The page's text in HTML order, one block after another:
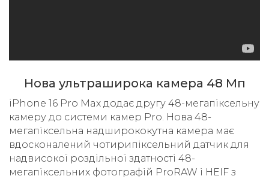
Нова ультраширока камера 48 Мп
iPhone 16 Pro Max додає другу 48-мегапіксельну
камеру до системи камер Pro. Нова 48-
мегапіксельна надширококутна камера має
вдосконалений чотирипіксельний датчик для
надвисокої роздільної здатності 48-
мегапіксельних фотографій ProRAW і HEIF з